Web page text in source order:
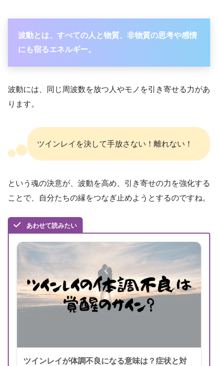
波動とは、すべての人と物質、非物質の思考や感情
にも宿るエネルギー。
波動には、同じ周波数を放つ人やモノを引き寄せる力があ
ります。
ツインレイを決して手放さない！離れない！
という魂の決意が、波動を高め、引き寄せの力を強化する
ことで、自分たちの縁をつなぎ止めようとするのですね。
あわせて読みたい
ツインレイが体調不良になる意味は？症状と対